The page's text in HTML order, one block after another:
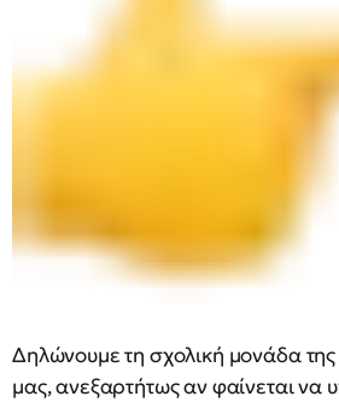
Δηλώνουμε τη σχολική μονάδα
μας, ανεξαρτήτως αν φαίνεται να